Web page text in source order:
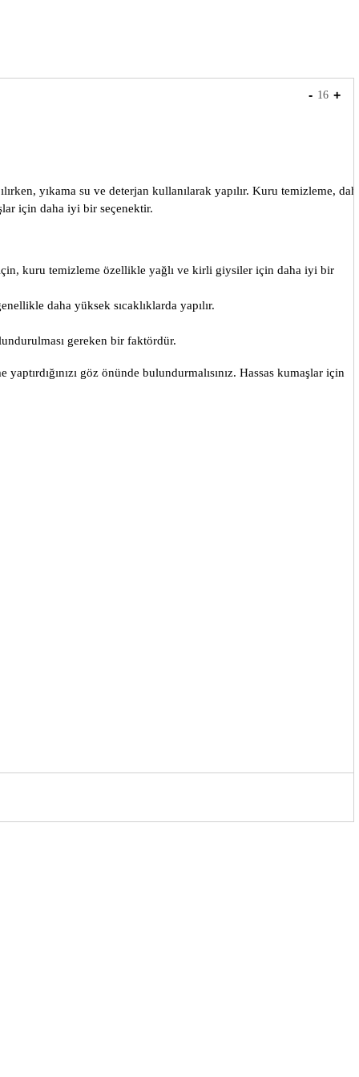
yıkama su ve deterjan kullanılarak yapılır. Kuru temizleme,
için daha iyi bir seçenektir.
kuru temizleme özellikle yağlı ve kirli giysiler için daha iyi bir
daha yüksek sıcaklıklarda yapılır.
gereken bir faktördür.
göz önünde bulundurmalısınız. Hassas kumaşlar için
- 16 +